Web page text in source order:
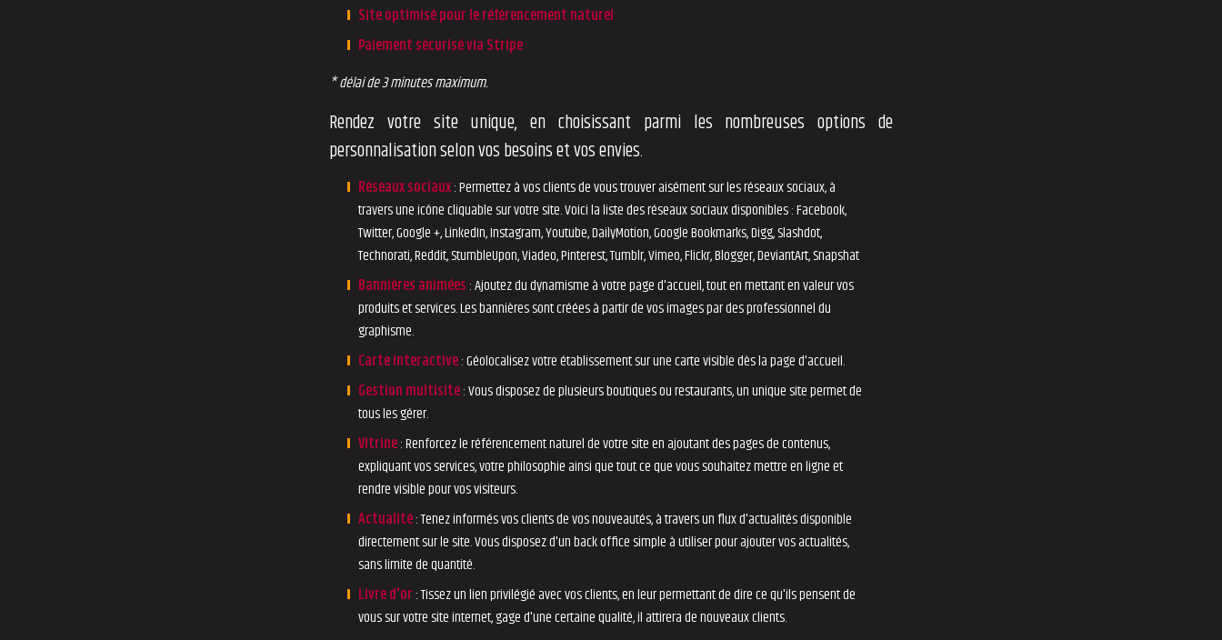
Site optimisé pour le référencement naturel
Paiement sécurisé via Stripe
* délai de 3 minutes maximum.
Rendez votre site unique, en choisissant parmi les nombreuses options de
personnalisation selon vos besoins et vos envies.
Réseaux sociaux: Permettez à vos clients de vous trouver aisément sur les réseaux sociaux, à
travers une icône cliquable sur votre site. Voici la liste des réseaux sociaux disponibles : Facebook,
Twitter, Google +, LinkedIn, Instagram, Youtube, DailyMotion, Google Bookmarks, Digg, Slashdot,
Technorati, Reddit, StumbleUpon, Viadeo, Pinterest, Tumblr, Vimeo, Flickr, Blogger, DeviantArt, Snapshat
Bannières animées : Ajoutez du dynamisme à votre page d'accueil, tout en mettant en valeur vos
produits et services. Les bannières sont créées à partir de vos images par des professionnel du
graphisme.
Carte interactive: Géolocalisez votre établissement sur une carte visible dès la page d'accueil.
Gestion multisite: Vous disposez de plusieurs boutiques ou restaurants, un unique site permet de
tous les gérer.
Vitrine: Renforcez le référencement naturel de votre site en ajoutant des pages de contenus,
expliquant vos services, votre philosophie ainsi que tout ce que vous souhaitez mettre en ligne et
rendre visible pour vos visiteurs.
Actualité: Tenez informés vos clients de vos nouveautés, à travers un flux d'actualités disponible
directement sur le site. Vous disposez d'un back office simple à utiliser pour ajouter vos actualités,
sans limite de quantité.
Livre d'or : Tissez un lien privilégié avec vos clients, en leur permettant de dire ce qu'ils pensent de
vous sur votre site internet, gage d'une certaine qualité, il attirera de nouveaux clients.